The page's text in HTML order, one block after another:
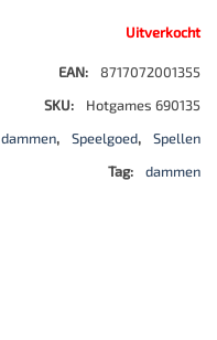
Uitverkocht
EAN:
8717072001355
SKU:
Hotgames 690135
dammen, Speelgoed,
Spellen
Tag:
dammen